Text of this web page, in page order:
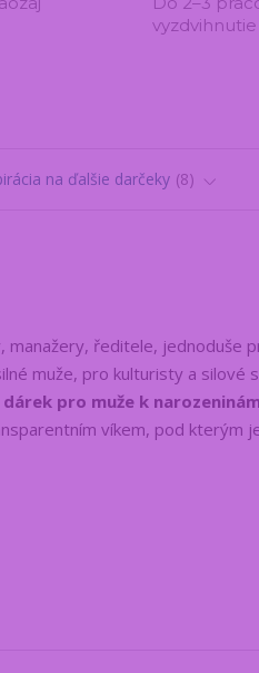
vyzdvihnutie
na ďalšie darčeky 8
manažery, ředitele, jednoduše
muže, pro kulturisty a silové
dárek pro muže k
víkem, pod kterým